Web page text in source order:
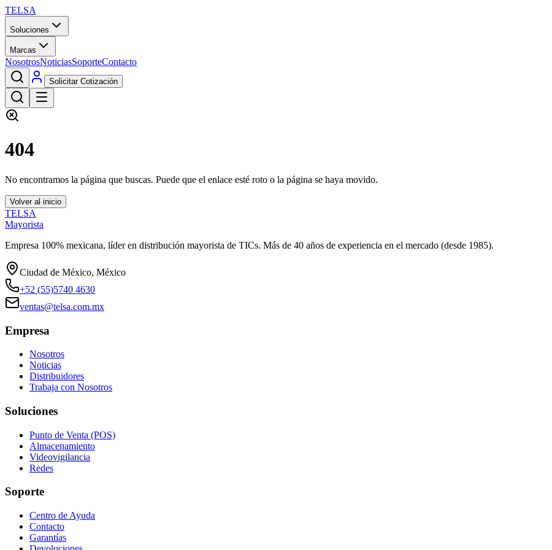
TELSA
Soluciones
Marcas
NosotrosNoticiasSoporteContacto
Solicitar Cotización
404
No encontramos la página que buscas. Puede que el enlace esté roto o la página se haya movido.
Volver al inicio
TELSA
Mayorista
Empresa 100% mexicana, líder en distribución mayorista de TICs. Más de 40 años de experiencia en el mercado (desde 1985).
Ciudad de México, México
+52 (55)5740 4630
ventas@telsa.com.mx
Empresa
Nosotros
Noticias
Distribuidores
Trabaja con Nosotros
Soluciones
Punto de Venta (POS)
Almacenamiento
Videovigilancia
Redes
Soporte
Centro de Ayuda
Contacto
Garantías